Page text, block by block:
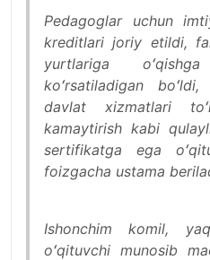
Pedagoglar uchun
kreditlari joriy etildi,
yurtlariga
koʻrsatiladigan
davlat xizmatlari
kamaytirish kabi
sertifikatga ega
foizgacha ustama
Ishonchim komil,
oʻqituvchi munosib